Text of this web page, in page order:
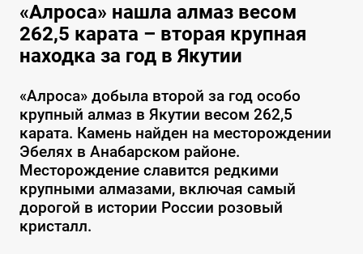
«Алроса» нашла алмаз весом
262,5 карата – вторая крупная
находка за год в Якутии
«Алроса» добыла второй за год особо
крупный алмаз в Якутии весом 262,5
карата. Камень найден на месторождении
Эбелях в Анабарском районе.
Месторождение славится редкими
крупными алмазами, включая самый
дорогой в истории России розовый
кристалл.